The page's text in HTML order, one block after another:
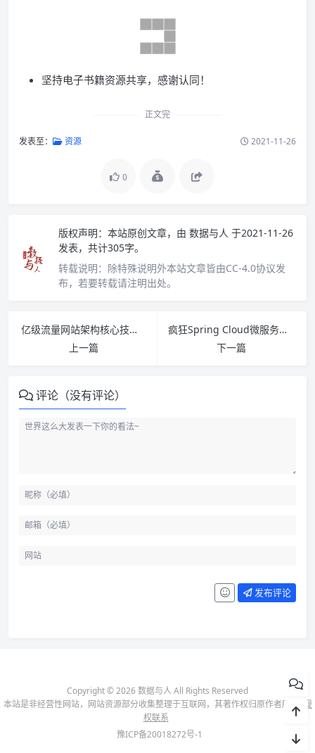
坚持电子书籍资源共享，感谢认同！
正文完
发表至： 资源 2021-11-26
0
版权声明： 本站原创文章，由 数据与人 于2021-11-26
发表，共计305字。
转载说明： 除特殊说明外本站文章皆由CC-4.0协议发
布，若要转载请注明出处。
亿级流量网站架构核心技术：跟开涛学搭建高可用高并发系统 PDF下载
上一篇
疯狂Spring Cloud微服务架构实战 PDF下载
下一篇
评论（没有评论）
发布评论
Copyright © 2026 数据与人 All Rights Reserved
本站是非经营性网站，网站资源部分收集整理于互联网，其著作权归原作者所有-
侵
权联系
豫ICP备20018272号-1